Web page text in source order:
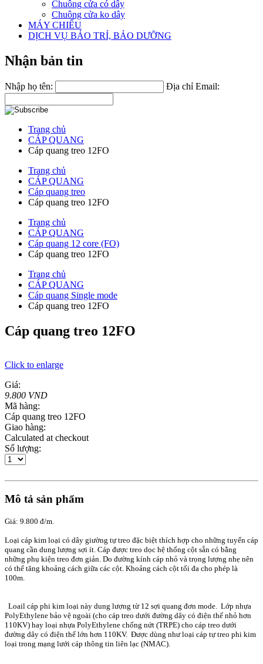
Chuông cửa có dây
Chuông cửa ko dây
MÁY CHIẾU
DỊCH VỤ BẢO TRỈ, BẢO DƯỠNG
Nhận bản tin
Nhập họ tên: Địa chỉ Email:
Trang chủ
CÁP QUANG
Cáp quang treo 12FO
Trang chủ
CÁP QUANG
Cáp quang treo
Cáp quang treo 12FO
Trang chủ
CÁP QUANG
Cáp quang 12 core (FO)
Cáp quang treo 12FO
Trang chủ
CÁP QUANG
Cáp quang Single mode
Cáp quang treo 12FO
Cáp quang treo 12FO
Click to enlarge
Giá:
9.800 VND
Mã hàng:
Cáp quang treo 12FO
Giao hàng:
Calculated at checkout
Số lượng:
Mô tả sản phẩm
Giá: 9.800 đ/m.
Loại cáp kim loại có dây giường tự treo đặc biệt thích hợp cho những tuyến cáp
quang cần dung lượng sợi ít. Cáp được treo dọc hệ thống cột sẵn có bằng
những phụ kiện treo đơn giản. Do đường kính cáp nhỏ và trọng lượng nhẹ nên
có thể tăng khoảng cách giữa các cột. Khoảng cách cột tối đa cho phép là
100m.
Loail cáp phi kim loại này dung lượng từ 12 sợi quang đơn mode. Lớp nhựa
PolyEthylene bảo vệ ngoài (cho cáp treo dưới đường dây có điện thế nhỏ hơn
110KV) hay loại nhựa PolyEthylene chống nứt (TRPE) cho cáp treo dưới
đường dây có điện thế lớn hơn 110KV. Được dùng như loại cáp tự treo phi kim
loại trong mạng lưới cáp thông tin liên lạc (NMAC).